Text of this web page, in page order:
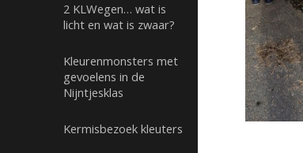
2 KLWegen… wat is
licht en wat is zwaar?
Kleurenmonsters met
gevoelens in de
Nijntjesklas
Kermisbezoek kleuters